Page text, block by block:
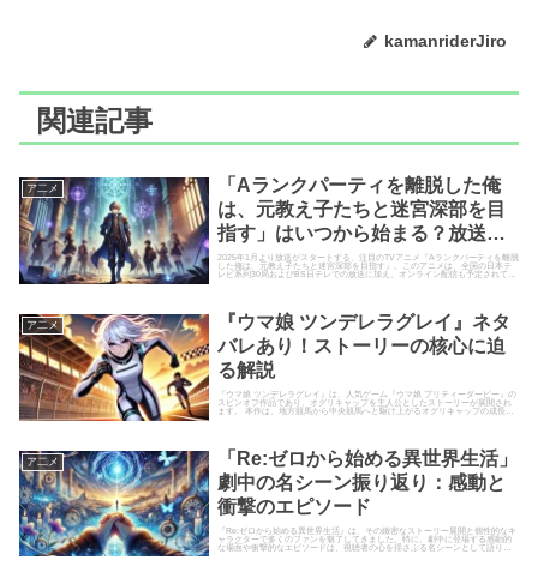
kamanriderJiro
関連記事
ア二メ
「Aランクパーティを離脱した俺
は、元教え子たちと迷宮深部を目
指す」はいつから始まる？放送・
配信日程まとめ
2025年1月より放送がスタートする、注目のTVアニメ『Aランクパーティを離脱
した俺は、元教え子たちと迷宮深部を目指す』。このアニメは、全国の日本テ
レビ系列30局およびBS日テレでの放送に加え、オンライン配信も予定されてい
ア二メ
『ウマ娘 ツンデレラグレイ』ネタ
バレあり！ストーリーの核心に迫
る解説
『ウマ娘 ツンデレラグレイ』は、人気ゲーム『ウマ娘 プリティーダービー』の
スピンオフ作品であり、オグリキャップを主人公としたストーリーが展開され
ます。 本作は、地方競馬から中央競馬へと駆け上がるオグリキャップの成長と
ア二メ
「Re:ゼロから始める異世界生活」
劇中の名シーン振り返り：感動と
衝撃のエピソード
『Re:ゼロから始める異世界生活』は、その緻密なストーリー展開と個性的なキ
ャラクターで多くのファンを魅了してきました。特に、劇中に登場する感動的
な場面や衝撃的なエピソードは、視聴者の心を揺さぶる名シーンとして語り継